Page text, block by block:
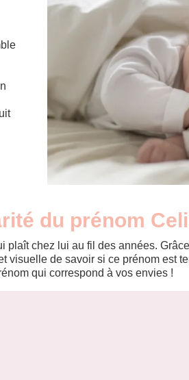
du prénom
plaît chez lui au fil des années.
de savoir si ce prénom est
qui correspond à vos envies !